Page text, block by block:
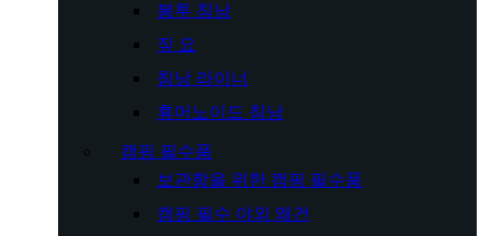
봉투 침낭
짚 요
침낭 라이너
휴머노이드 침낭
캠핑 필수품
보관함을 위한 캠핑 필수품
캠핑 필수 야외 왜건